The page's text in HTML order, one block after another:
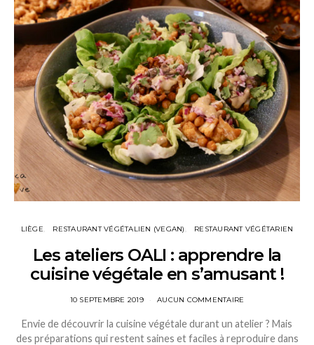
LIÈGE RESTAURANT VÉGÉTALIEN (VEGAN) RESTAURANT VÉGÉTARIEN
Les ateliers OALI : apprendre la
cuisine végétale en s’amusant !
10 SEPTEMBRE 2019 AUCUN COMMENTAIRE
Envie de découvrir la cuisine végétale durant un atelier ? Mais
des préparations qui restent saines et faciles à reproduire dans